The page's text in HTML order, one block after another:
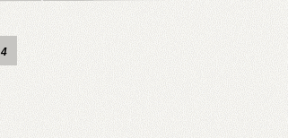
4